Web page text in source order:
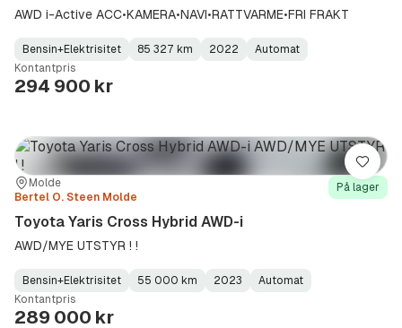
AWD i-Active ACC•KAMERA•NAVI•RATTVARME•FRI FRAKT
Fuel
Type:
Bensin+Elektrisitet
Kilometerstand: 85 327 km
Model
Year:
2022
Gearbox
Type:
Automat
Kontantpris
294 900 kr
Sted:Molde
Forhandler:
Bertel O. Steen Molde
På lager
Toyota Yaris Cross Hybrid AWD-i
AWD/MYE UTSTYR ! !
Fuel
Type:
Bensin+Elektrisitet
Kilometerstand: 55 000 km
Model
Year:
2023
Gearbox
Type:
Automat
Kontantpris
289 000 kr
Lagre